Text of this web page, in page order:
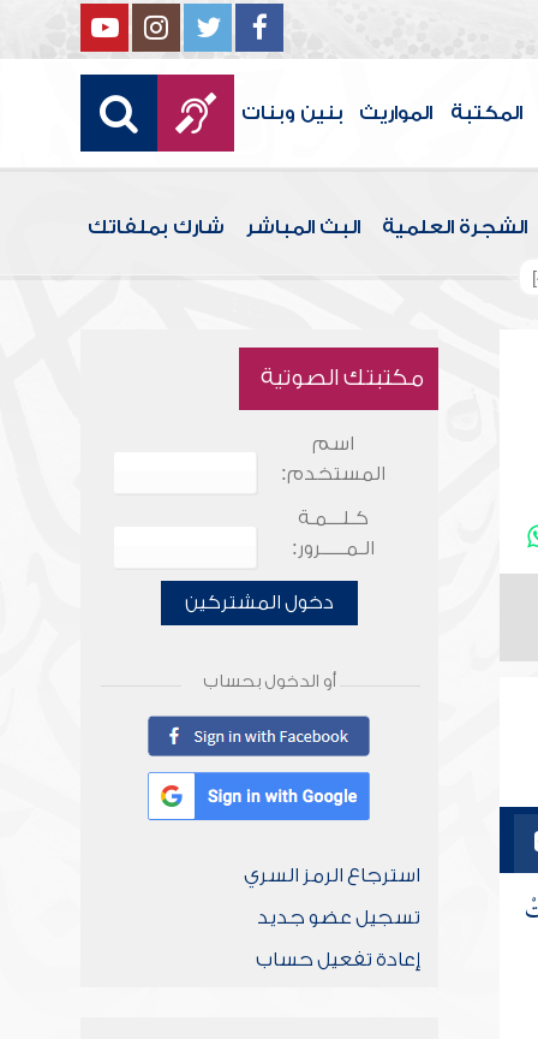
المكتبة المواريث بنين وبنات
الشجرة العلمية البث المباشر شارك بملفاتك
مكتبتك الصوتية
اسم
المستخدم:
كـلـــمـة
الـمـــــرور:
دخول المشتركين
أو الدخول بحساب
استرجاع الرمز السري
تسجيل عضو جديد
إعادة تفعيل حساب